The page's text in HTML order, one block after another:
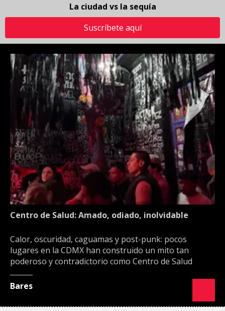
La ciudad vs la sequía
Suscríbete aquí
Centro de Salud: Amado, odiado, inolvidable
Calor, oscuridad, caguamas y post-punk: pocos
lugares en la CDMX han construido un mito tan
poderoso y contradictorio como Centro de Salud
Bares